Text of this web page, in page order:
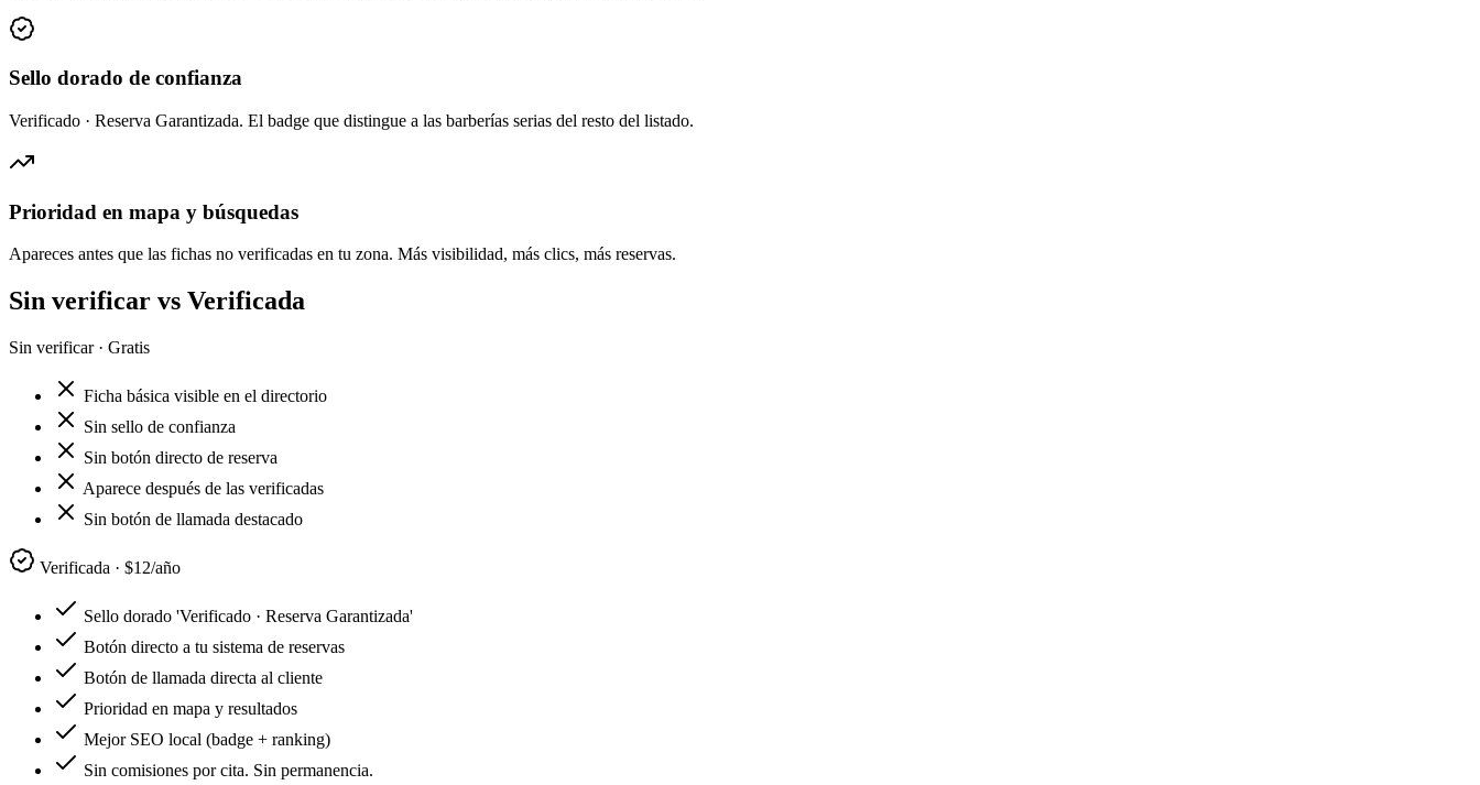
Sello dorado de confianza
Verificado · Reserva Garantizada. El badge que distingue a las barberías serias del resto del listado.
Prioridad en mapa y búsquedas
Apareces antes que las fichas no verificadas en tu zona. Más visibilidad, más clics, más reservas.
Sin verificar vs Verificada
Sin verificar · Gratis
Ficha básica visible en el directorio
Sin sello de confianza
Sin botón directo de reserva
Aparece después de las verificadas
Sin botón de llamada destacado
Verificada · $12/año
Sello dorado 'Verificado · Reserva Garantizada'
Botón directo a tu sistema de reservas
Botón de llamada directa al cliente
Prioridad en mapa y resultados
Mejor SEO local (badge + ranking)
Sin comisiones por cita. Sin permanencia.